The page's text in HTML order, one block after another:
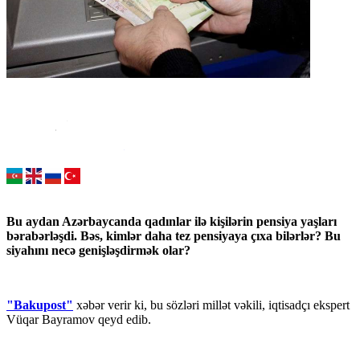
Bu aydan Azərbaycanda qadınlar ilə kişilərin pensiya yaşları
bərabərləşdi. Bəs, kimlər daha tez pensiyaya çıxa bilərlər? Bu
siyahını necə genişləşdirmək olar?
"Bakupost" xəbər verir ki, bu sözləri millət vəkili, iqtisadçı ekspert
Vüqar Bayramov qeyd edib.